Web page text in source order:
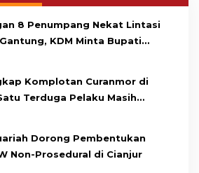
8 Penumpang Nekat Lintasi
KDM Minta Bupati
Komplotan Curanmor di
Terduga Pelaku Masih
Dorong Pembentukan
Non-Prosedural di Cianjur